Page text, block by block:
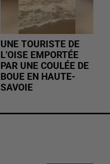
UNE TOURISTE DE
L’OISE EMPORTÉE
PAR UNE COULÉE DE
BOUE EN HAUTE-
SAVOIE